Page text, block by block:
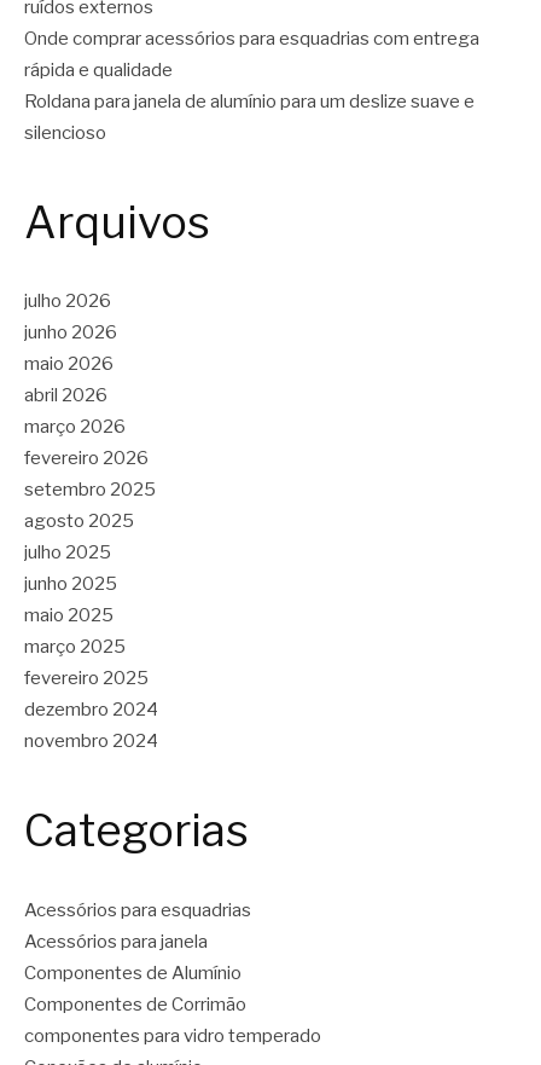
ruídos externos
Onde comprar acessórios para esquadrias com entrega
rápida e qualidade
Roldana para janela de alumínio para um deslize suave e
silencioso
Arquivos
julho 2026
junho 2026
maio 2026
abril 2026
março 2026
fevereiro 2026
setembro 2025
agosto 2025
julho 2025
junho 2025
maio 2025
março 2025
fevereiro 2025
dezembro 2024
novembro 2024
Categorias
Acessórios para esquadrias
Acessórios para janela
Componentes de Alumínio
Componentes de Corrimão
componentes para vidro temperado